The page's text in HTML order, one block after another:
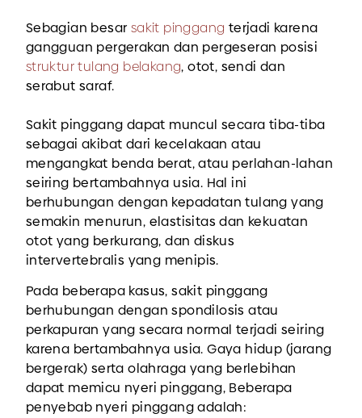
Sebagian besar sakit pinggang terjadi karena
gangguan pergerakan dan pergeseran posisi
struktur tulang belakang, otot, sendi dan
serabut saraf.
Sakit pinggang dapat muncul secara tiba-tiba
sebagai akibat dari kecelakaan atau
mengangkat benda berat, atau perlahan-lahan
seiring bertambahnya usia. Hal ini
berhubungan dengan kepadatan tulang yang
semakin menurun, elastisitas dan kekuatan
otot yang berkurang, dan diskus
intervertebralis yang menipis.
Pada beberapa kasus, sakit pinggang
berhubungan dengan spondilosis atau
perkapuran yang secara normal terjadi seiring
karena bertambahnya usia. Gaya hidup (jarang
bergerak) serta olahraga yang berlebihan
dapat memicu nyeri pinggang, Beberapa
penyebab nyeri pinggang adalah: